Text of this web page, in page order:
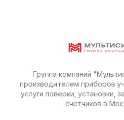
Группа компаний
производителем приборов
услуги поверки, установки,
счетчиков в